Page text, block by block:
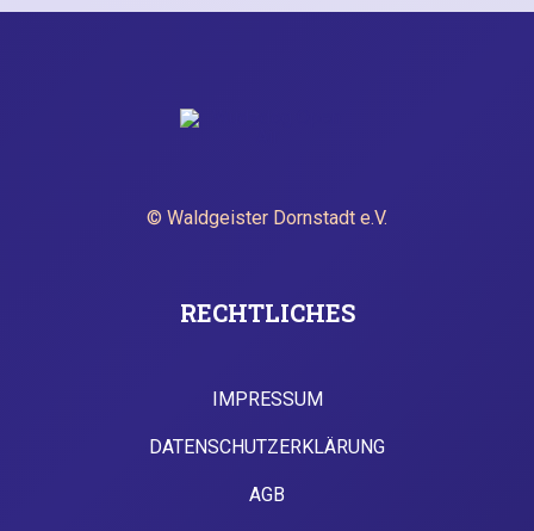
© Waldgeister Dornstadt e.V.
RECHTLICHES
IMPRESSUM
DATENSCHUTZERKLÄRUNG
AGB